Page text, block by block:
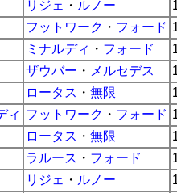
リジェ ・ ルノー
フットワーク ・ フォード
ミナルディ ・ フォード
ザウバー ・ メルセデス
ロータス ・ 無限
ィ フットワーク ・ フォード
ロータス ・ 無限
ラルース ・ フォード
リジェ ・ ルノー